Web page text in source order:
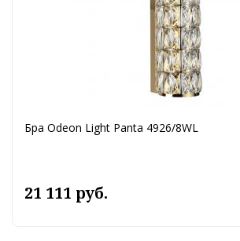
Бра Odeon Light Panta 4926/8WL
21 111 руб.